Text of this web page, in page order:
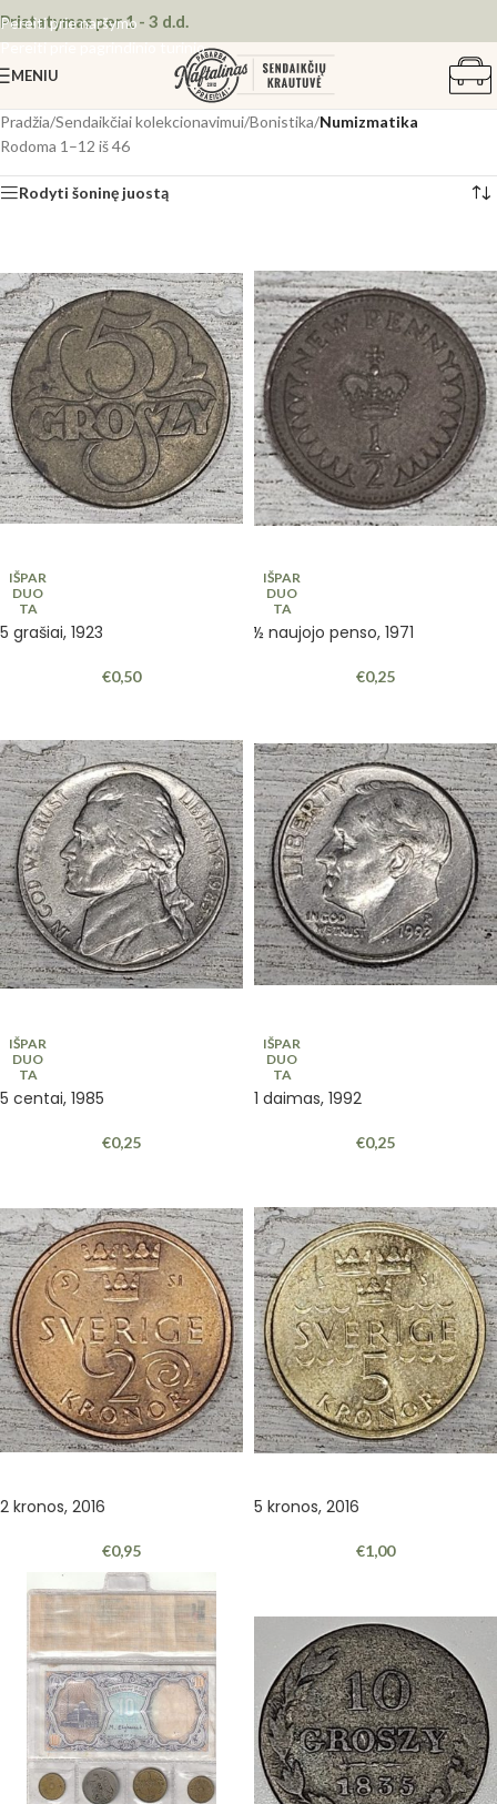
Pereiti prie naršymo
Pereiti prie pagrindinio turinio
Pristatymas per 1 - 3 d.d.
MENIU
Pradžia/Sendaikčiai kolekcionavimui/Bonistika/Numizmatika
Rodoma 1–12 iš 46
Rodyti šoninę juostą
IŠPAR
DUO
TA
5 grašiai, 1923
€0,50
IŠPAR
DUO
TA
½ naujojo penso, 1971
€0,25
IŠPAR
DUO
TA
5 centai, 1985
€0,25
IŠPAR
DUO
TA
1 daimas, 1992
€0,25
2 kronos, 2016
€0,95
5 kronos, 2016
€1,00